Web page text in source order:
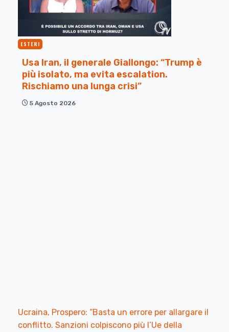
ESTERI
Usa Iran, il generale Giallongo: “Trump è
più isolato, ma evita escalation.
Rischiamo una lunga crisi”
5 Agosto 2026
Ucraina, Prospero: “Basta un errore per allargare il
conflitto. Sanzioni colpiscono più l’Ue della